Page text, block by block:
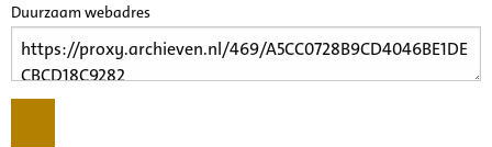
Duurzaam webadres